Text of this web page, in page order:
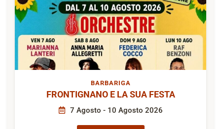
BARBARIGA
FRONTIGNANO E LA SUA FESTA
7 Agosto - 10 Agosto 2026